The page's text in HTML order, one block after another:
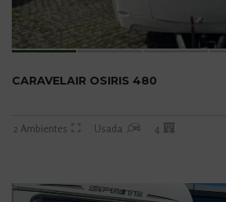
CARAVELAIR OSIRIS 480
2 Ambientes Usada 4